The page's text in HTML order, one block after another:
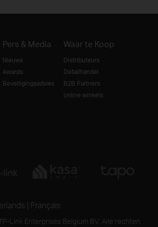
Pers & Media
Nieuws
Awards
Beveiligingsadvies
Waar te Koop
Distributeurs
Detailhandel
B2B Partners
online winkels
Link Enterprises Belgium BV. Alle rechten
| Français